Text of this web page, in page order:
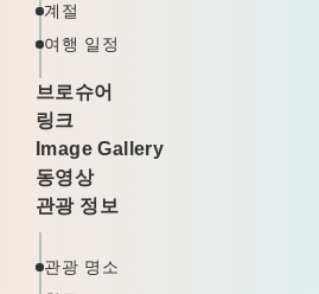
계절
여행 일정
브로슈어
링크
Image Gallery
동영상
관광 정보
관광 명소